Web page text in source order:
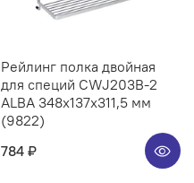
Рейлинг полка двойная
для специй CWJ203B-2
ALBA 348x137x311,5 мм
(9822)
784 ₽